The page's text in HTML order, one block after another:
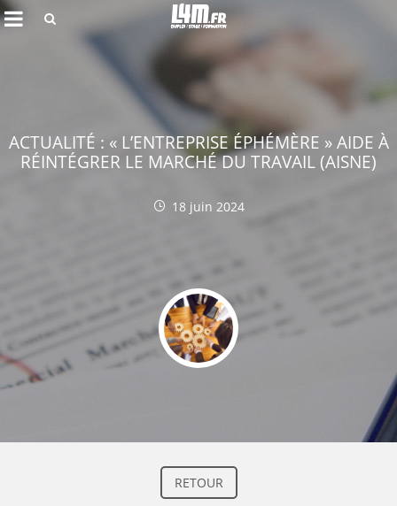
RETOUR
ACTUALITÉ : « L’ENTREPRISE ÉPHÉMÈRE » AIDE À
RÉINTÉGRER LE MARCHÉ DU TRAVAIL (AISNE)
18 juin 2024